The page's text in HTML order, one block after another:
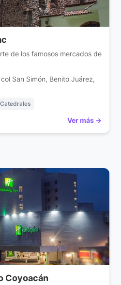
de los famosos mercados de
San Simón, Benito Juárez,
Ver más →
Coyoacán